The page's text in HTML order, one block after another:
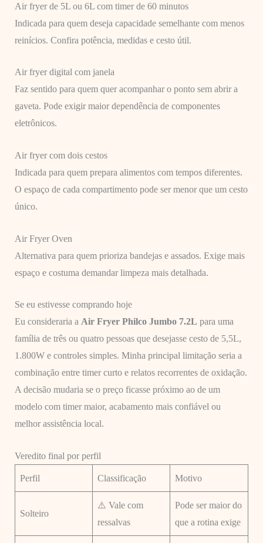
Air fryer de 5L ou 6L com timer de 60 minutos
Indicada para quem deseja capacidade semelhante com menos
reinícios. Confira potência, medidas e cesto útil.
Air fryer digital com janela
Faz sentido para quem quer acompanhar o ponto sem abrir a
gaveta. Pode exigir maior dependência de componentes
eletrônicos.
Air fryer com dois cestos
Indicada para quem prepara alimentos com tempos diferentes.
O espaço de cada compartimento pode ser menor que um cesto
único.
Air Fryer Oven
Alternativa para quem prioriza bandejas e assados. Exige mais
espaço e costuma demandar limpeza mais detalhada.
Se eu estivesse comprando hoje
Eu consideraria a Air Fryer Philco Jumbo 7.2L para uma
família de três ou quatro pessoas que desejasse cesto de 5,5L,
1.800W e controles simples. Minha principal limitação seria a
combinação entre timer curto e relatos recorrentes de oxidação.
A decisão mudaria se o preço ficasse próximo ao de um
modelo com timer maior, acabamento mais confiável ou
melhor assistência local.
Veredito final por perfil
Perfil Classificação Motivo
Solteiro
⚠️ Vale com
ressalvas
Pode ser maior do
que a rotina exige